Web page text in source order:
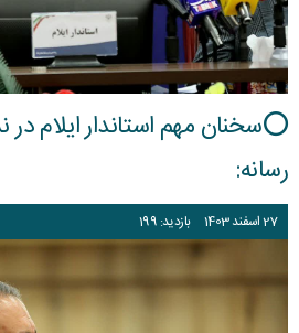
⭕سخنان مهم استاندار ایلام
رسانه:
27اسفند1403 بازدید: 199